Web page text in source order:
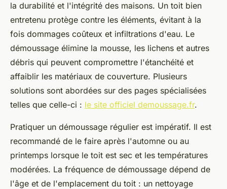
la durabilité et l'intégrité des maisons. Un toit bien
entretenu protège contre les éléments, évitant à la
fois dommages coûteux et infiltrations d'eau. Le
démoussage élimine la mousse, les lichens et autres
débris qui peuvent compromettre l'étanchéité et
affaiblir les matériaux de couverture. Plusieurs
solutions sont abordées sur des pages spécialisées
telles que celle-ci : le site officiel demoussage.fr.
Pratiquer un démoussage régulier est impératif. Il est
recommandé de le faire après l'automne ou au
printemps lorsque le toit est sec et les températures
modérées. La fréquence de démoussage dépend de
l'âge et de l'emplacement du toit : un nettoyage